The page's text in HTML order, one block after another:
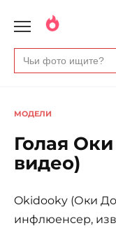
Search
for:
МОДЕЛИ
Голая
видео)
Okidooky (Оки
инфлюенсер,